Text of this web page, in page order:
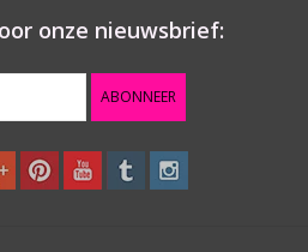
onze nieuwsbrief:
ABONNEER